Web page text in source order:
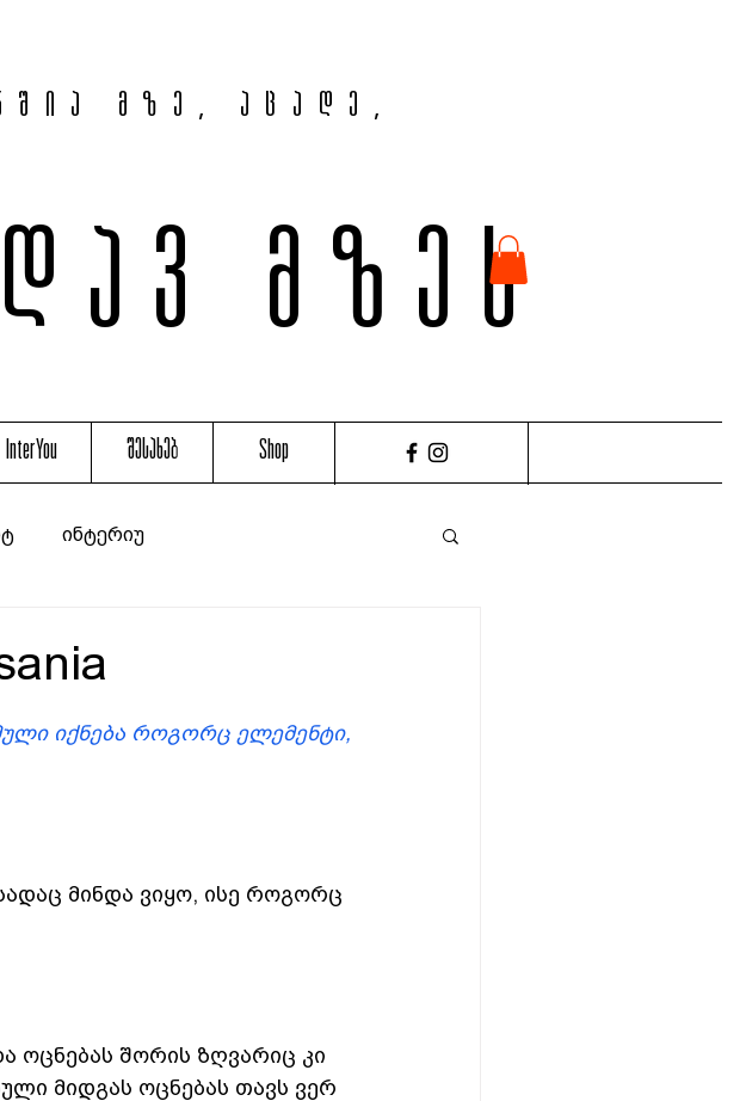
მზე, აცადე,
მზეს
InterYou შესახებ Shop
ინტერიუ
იქნება როგორც ელემენტი,
მინდა ვიყო, ისე როგორც
ოცნებას შორის ზღვარიც კი
მიდგას ოცნებას თავს ვერ